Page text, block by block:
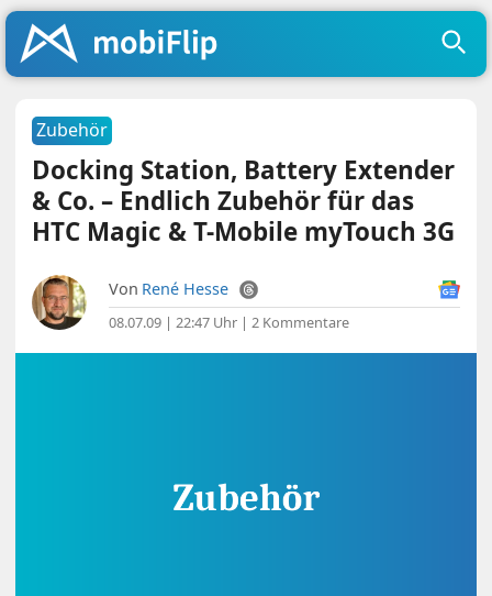
Zubehör
Docking Station, Battery Extender
& Co. – Endlich Zubehör für das
HTC Magic & T-Mobile myTouch 3G
Von René Hesse
08.07.09 | 22:47 Uhr |2 Kommentare